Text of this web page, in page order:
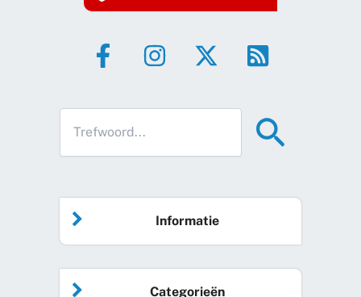
Informatie
Home
Categorieën